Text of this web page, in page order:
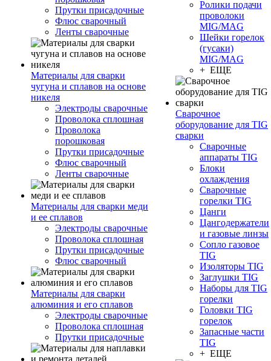
Прутки присадочные
Флюс сварочный
Ленты сварочные
Материалы для сварки
чугуна и сплавов на основе
никеля
Электроды сварочные
Проволока сплошная
Проволока
порошковая
Прутки присадочные
Флюс сварочный
Ленты сварочные
Материалы для сварки меди
и ее сплавов
Электроды сварочные
Проволока сплошная
Прутки присадочные
Флюс сварочный
Материалы для сварки
алюминия и его сплавов
Электроды сварочные
Проволока сплошная
Прутки присадочные
Ролики подачи
проволоки
MIG/MAG
Шейки горелок
(гусаки)
MIG/MAG
+ ЕЩЕ
Сварочное
оборудование для TIG
сварки
Сварочные
аппараты TIG
Блоки
охлаждения
Сварочные
горелки TIG
Цанги
Цангодержатели
и газовые линзы
Сопло газовое
TIG
Изоляторы TIG
Заглушки TIG
Наборы для TIG
горелки
Головки TIG
горелок
Запасные части
TIG
+ ЕЩЕ